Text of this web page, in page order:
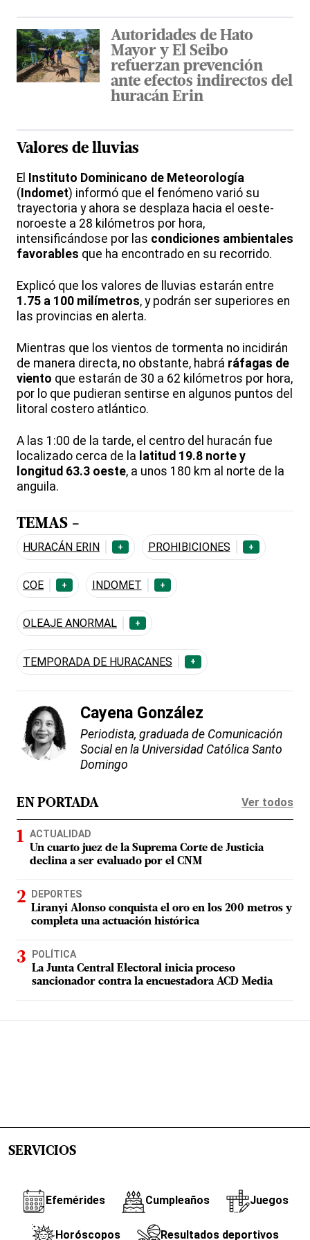
Autoridades de Hato
Mayor y El Seibo
refuerzan prevención
ante efectos indirectos del
huracán Erin
Valores de lluvias
El Instituto Dominicano de Meteorología
(Indomet) informó que el fenómeno varió su
trayectoria y ahora se desplaza hacia el oeste-
noroeste a 28 kilómetros por hora,
intensificándose por las condiciones ambientales
favorables que ha encontrado en su recorrido.
Explicó que los valores de lluvias estarán entre
1.75 a 100 milímetros, y podrán ser superiores en
las provincias en alerta.
Mientras que los vientos de tormenta no incidirán
de manera directa, no obstante, habrá ráfagas de
viento que estarán de 30 a 62 kilómetros por hora,
por lo que pudieran sentirse en algunos puntos del
litoral costero atlántico.
A las 1:00 de la tarde, el centro del huracán fue
localizado cerca de la latitud 19.8 norte y
longitud 63.3 oeste, a unos 180 km al norte de la
anguila.
TEMAS -
HURACÁN ERIN + PROHIBICIONES +
COE + INDOMET +
OLEAJE ANORMAL +
TEMPORADA DE HURACANES +
Cayena González
Periodista, graduada de Comunicación
Social en la Universidad Católica Santo
Domingo
EN PORTADA Ver todos
ACTUALIDAD
Un cuarto juez de la Suprema Corte de Justicia
declina a ser evaluado por el CNM
DEPORTES
Liranyi Alonso conquista el oro en los 200 metros y
completa una actuación histórica
POLÍTICA
La Junta Central Electoral inicia proceso
sancionador contra la encuestadora ACD Media
SERVICIOS
Efemérides Cumpleaños Juegos
Horóscopos Resultados deportivos